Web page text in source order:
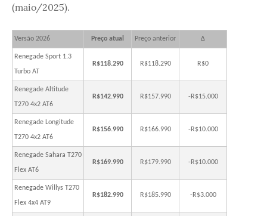
(maio/2025).
Versão 2026 Preço atual Preço anterior Δ
Renegade Sport 1.3
Turbo AT
R$118.290 R$118.290 R$0
Renegade Altitude
T270 4x2 AT6
R$142.990 R$157.990 -R$15.000
Renegade Longitude
T270 4x2 AT6
R$156.990 R$166.990 -R$10.000
Renegade Sahara T270
Flex AT6
R$169.990 R$179.990 -R$10.000
Renegade Willys T270
Flex 4x4 AT9
R$182.990 R$185.990 -R$3.000